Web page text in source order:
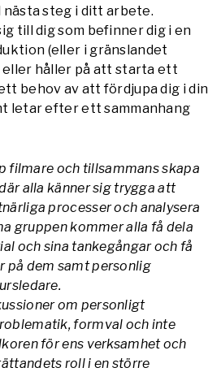
steg i ditt arbete.
till dig som befinner dig i en
(eller i gränslandet
håller på att starta ett
behov av att fördjupa dig i din
letar efter ett sammanhang
filmare och tillsammans skapa
alla känner sig trygga att
processer och analysera
gruppen kommer alla få dela
och sina tankegångar och få
på dem samt personlig
om personligt
formval och inte
för ens verksamhet och
roll i en större